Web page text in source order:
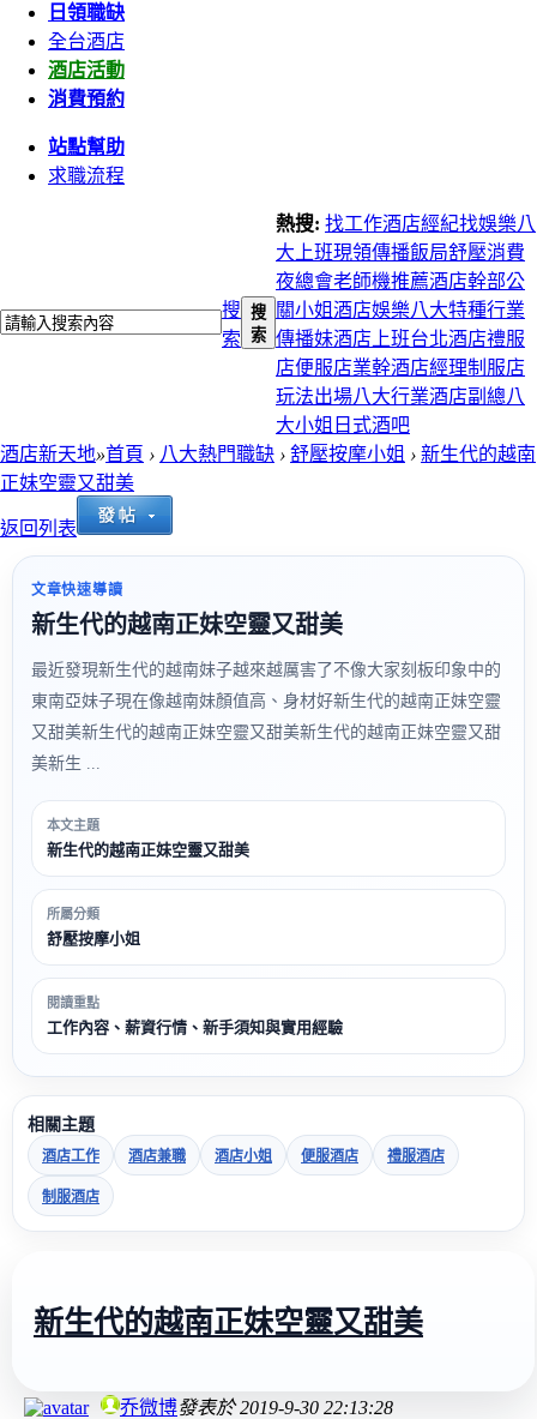
日領職缺
全台酒店
酒店活動
消費預約
站點幫助
求職流程
搜
索
搜
索
熱搜: 找工作酒店經紀找娛樂八
大上班現領傳播飯局舒壓消費
夜總會老師機推薦酒店幹部公
關小姐酒店娛樂八大特種行業
傳播妹酒店上班台北酒店禮服
店便服店業幹酒店經理制服店
玩法出場八大行業酒店副總八
大小姐 日式酒吧
酒店新天地»首頁 › 八大熱門職缺 › 舒壓按摩小姐 › 新生代的越南
正妹空靈又甜美
返回列表
文章快速導讀
新生代的越南正妹空靈又甜美
最近發現新生代的越南妹子越來越厲害了不像大家刻板印象中的
東南亞妹子現在像越南妹顏值高、身材好新生代的越南正妹空靈
又甜美新生代的越南正妹空靈又甜美新生代的越南正妹空靈又甜
美新生 ...
本文主題
新生代的越南正妹空靈又甜美
所屬分類
舒壓按摩小姐
閱讀重點
工作內容、薪資行情、新手須知與實用經驗
相關主題
酒店工作 酒店兼職 酒店小姐 便服酒店 禮服酒店
制服酒店
新生代的越南正妹空靈又甜美
乔微博發表於2019-9-30 22:13:28